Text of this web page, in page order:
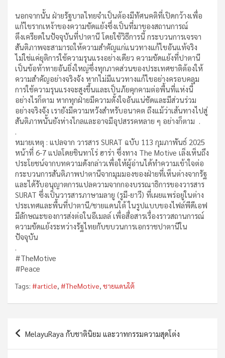
นอกจากนั้น ฝ่ายรัฐบาลไทยจำเป็นต้องมีทัศนคติที่เปิดกว้างเพื่อ
แก้ไขรากเหง้าของความขัดแย้งซึ่งเป็นที่มาของสถานการณ์
ตึงเครียดในปัจจุบันที่ปาตานี โดยใช้วิธีการนี้ กระบวนการเจรจา
สันติภาพจะสามารถให้ความสำคัญแก่แนวทางแก้ไขอันแท้จริง
ไม่ใช่แค่ยุติการใช้ความรุนแรงอย่างเดียว ความขัดแย้งที่ปาตานี
เป็นข้อท้าทายอันยิ่งใหญ่ซึ่งทุกภาคส่วนของประเทศชาติต้องให้
ความสำคัญอย่างจริงจัง หากไม่มีแนวทางแก้ไขอย่างครอบคลุม
การใช้ความรุนแรงจะสูงขึ้นและเป็นภัยคุกคามต่อพื้นที่แห่งนี้
อย่างไรก็ตาม หากทุกฝ่ายมีความตั้งใจอันแน่ชัดและมีส่วนร่วม
อย่างจริงจัง เรายังมีความหวังสำหรับอนาคต ถีงแม้ว่าเส้นทางไปสู่
สันติภาพนั้นยังห่างไกลและอาจมีอุปสรรคหลาย ๆ อย่างก็ตาม .
.
หมายเหตุ : แปลจาก วารสาร SURAT ฉบับ 113 กุมภาพันธ์ 2025
หน้าที่ 6-7 แปลโดยชินทาโร่ ฮาร่า ซึ่งทาง The Motive เล็งเห็นถึง
ประโยชน์จากบทความดังกล่าวเพื่อให้ผู้อ่านได้ทำความเข้าใจต่อ
กระบวนการสันติภาพปาตานีจากมุมมองของฝ่ายที่เห็นต่างจากรัฐ
และได้รับอนุญาตการแปลความจากกองบรรณาธิการของวารสาร
SURAT ซึ่งเป็นวารสารภาษามลายู (รูมี-ยาวี) ที่เผยแพร่อยู่ในต่าง
ประเทศและพื้นที่ปาตานี/ชายแดนใต้ ในรูปแบบของไฟล์พีดีเอฟ
มีลักษณะของการส่งต่อในอีเมลล์ เพื่อสื่อสารเรื่องราวสถานการณ์
ความขัดแย้งระหว่างรัฐไทยกับขบวนการเอกราชปาตานีใน
ปัจจุบัน
.
#TheMotive
#Peace
Tags: #article, #TheMotive, ชายแดนใต้
Post
navigation
MelayuRaya กับชาตินิยม และวาทกรรมความสุดโต่ง